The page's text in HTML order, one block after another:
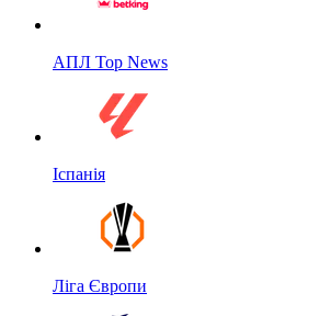
АПЛ Top News
Іспанія
Ліга Європи